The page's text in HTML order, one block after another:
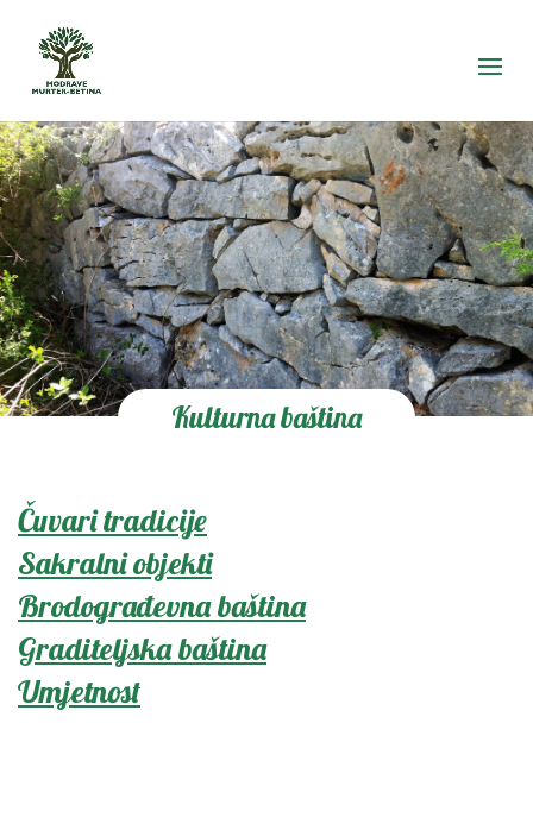
Kulturna baština
Čuvari tradicije
Sakralni objekti
Brodograđevna baština
Graditeljska baština
Umjetnost